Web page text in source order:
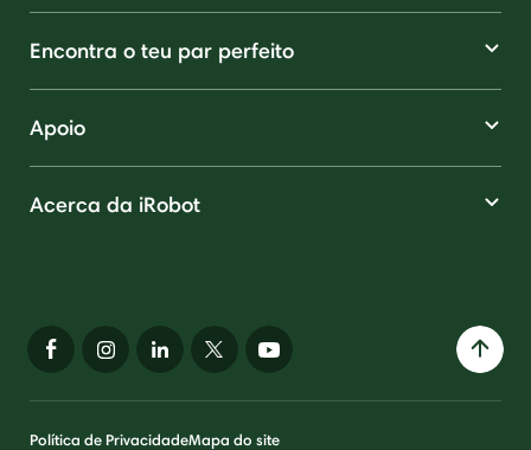
Encontra o teu par perfeito
Apoio
Acerca da iRobot
Política de PrivacidadeMapa do site